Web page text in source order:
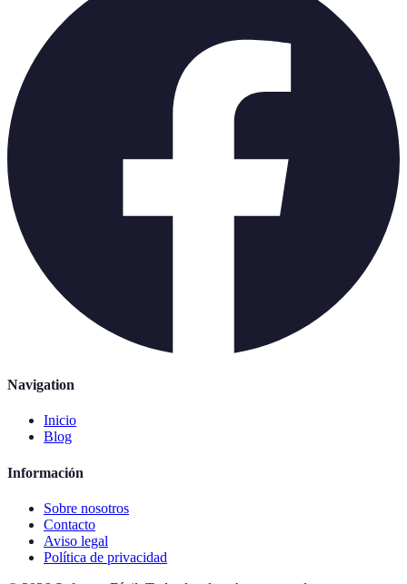
Navigation
Inicio
Blog
Información
Sobre nosotros
Contacto
Aviso legal
Política de privacidad